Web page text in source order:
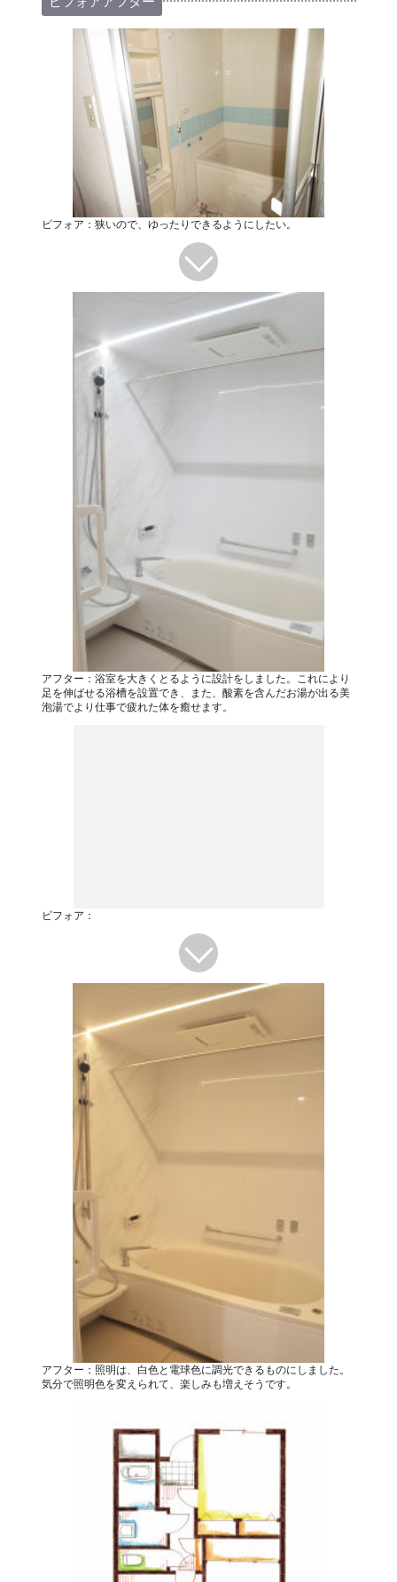
ビフォア：狭いので、ゆったりできるようにしたい。
アフター：浴室を大きくとるように設計をしました。これにより
足を伸ばせる浴槽を設置でき、また、酸素を含んだお湯が出る美
泡湯でより仕事で疲れた体を癒せます。
ビフォア：
アフター：照明は、白色と電球色に調光できるものにしました。
気分で照明色を変えられて、楽しみも増えそうです。